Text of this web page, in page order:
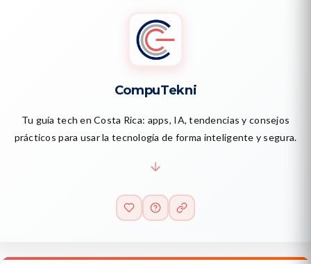
CompuTekni
Tu guía tech en Costa Rica: apps, IA, tendencias y consejos
prácticos para usar la tecnología de forma inteligente y segura.